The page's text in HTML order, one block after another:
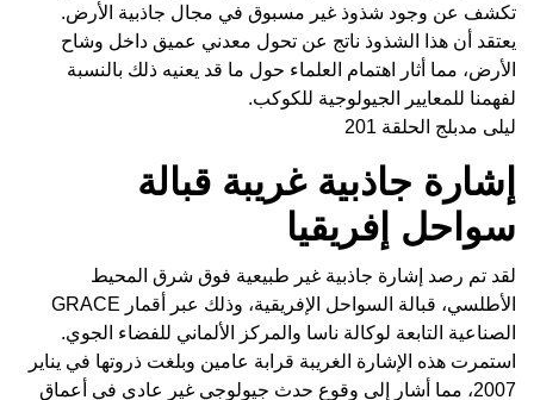
تكشف عن وجود شذوذ غير مسبوق في مجال جاذبية الأرض.
يعتقد أن هذا الشذوذ ناتج عن تحول معدني عميق داخل وشاح
الأرض، مما أثار اهتمام العلماء حول ما قد يعنيه ذلك بالنسبة
لفهمنا للمعايير الجيولوجية للكوكب.
ليلى مدبلج الحلقة 201
إشارة جاذبية غريبة قبالة
سواحل إفريقيا
لقد تم رصد إشارة جاذبية غير طبيعية فوق شرق المحيط
الأطلسي، قبالة السواحل الإفريقية، وذلك عبر أقمار GRACE
الصناعية التابعة لوكالة ناسا والمركز الألماني للفضاء الجوي.
استمرت هذه الإشارة الغريبة قرابة عامين وبلغت ذروتها في يناير
2007، مما أشار إلى وقوع حدث جيولوجي غير عادي في أعماق